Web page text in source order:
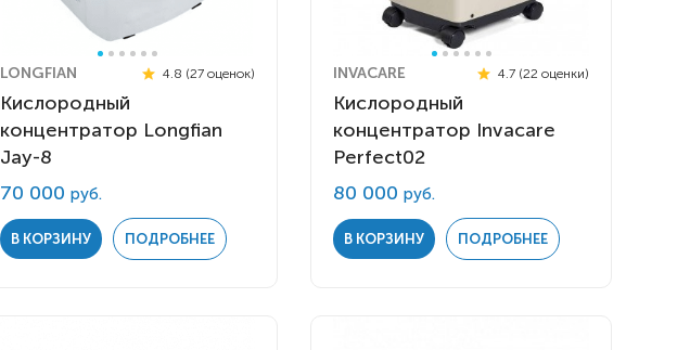
LONGFIAN 4.8 (27 оценок)
Кислородный
концентратор Longfian
Jay-8
70 000 руб.
В КОРЗИНУ ПОДРОБНЕЕ
INVACARE 4.7 (22 оценки)
Кислородный
концентратор Invacare
Perfect02
80 000руб.
В КОРЗИНУ ПОДРОБНЕЕ